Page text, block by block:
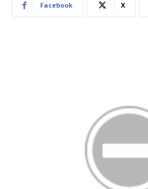
Facebook X